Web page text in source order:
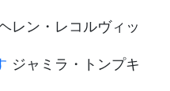
レン・レコルヴィッ
ジャミラ・トンプキ